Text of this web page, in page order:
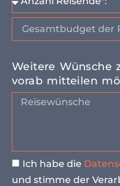
Weitere Wünsche
vorab mitteilen
Ich habe die
und stimme der